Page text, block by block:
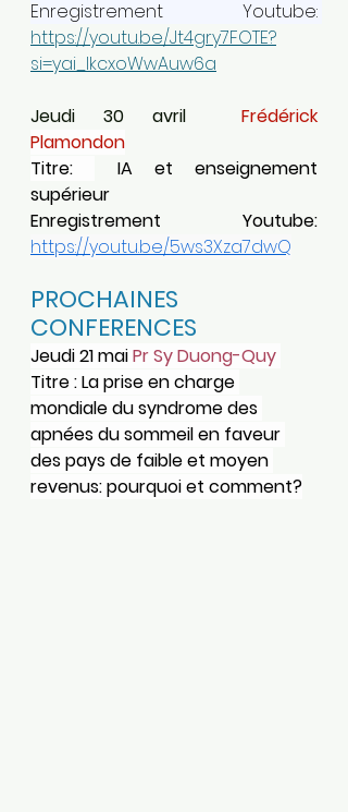
https://youtu.be/Jt4gry7FOTE?
si=yai_lkcxoWwAuw6a
Jeudi 30 avril
Plamondon
Titre:
IA et enseignement
supérieur
https://youtu.be/5ws3Xza7dwQ
PROCHAINES
CONFERENCES
Jeudi 21 mai Pr Sy Duong-Quy
Titre : La prise en charge
mondiale du syndrome des
apnées du sommeil en faveur
des pays de faible et moyen
revenus: pourquoi et comment?